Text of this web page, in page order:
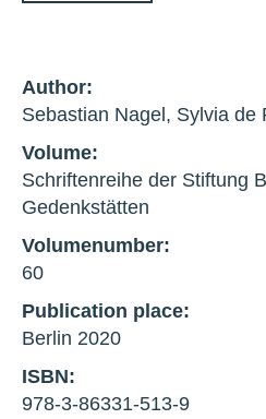
Author:
Sebastian Nagel, Sylvia de
Volume:
Schriftenreihe der Stiftung
Gedenkstätten
Volumenumber:
60
Publication place:
Berlin 2020
ISBN:
978-3-86331-513-9